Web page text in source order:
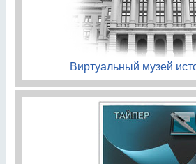
Виртуальный музей